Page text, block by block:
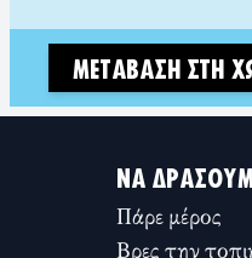
ΜΕΤΆΒΑΣΗ ΣΤΗ
ΝΑ
Πάρε μέρος
Βρες την